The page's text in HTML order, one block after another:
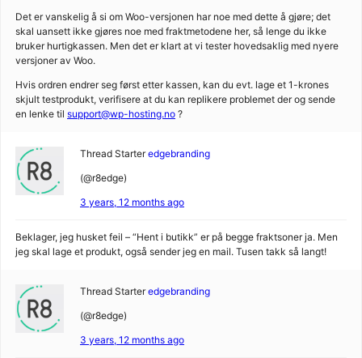
Det er vanskelig å si om Woo-versjonen har noe med dette å gjøre; det
skal uansett ikke gjøres noe med fraktmetodene her, så lenge du ikke
bruker hurtigkassen. Men det er klart at vi tester hovedsaklig med nyere
versjoner av Woo.
Hvis ordren endrer seg først etter kassen, kan du evt. lage et 1-krones
skjult testprodukt, verifisere at du kan replikere problemet der og sende
en lenke til support@wp-hosting.no ?
Thread Starter edgebranding
(@r8edge)
3 years, 12 months ago
Beklager, jeg husket feil – “Hent i butikk” er på begge fraktsoner ja. Men
jeg skal lage et produkt, også sender jeg en mail. Tusen takk så langt!
Thread Starter edgebranding
(@r8edge)
3 years, 12 months ago